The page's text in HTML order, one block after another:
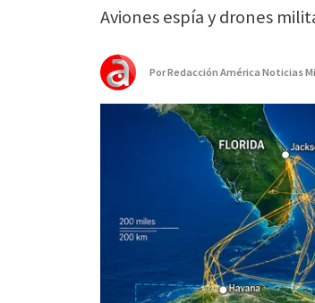
Aviones espía y drones
PorRedacción América Noticias